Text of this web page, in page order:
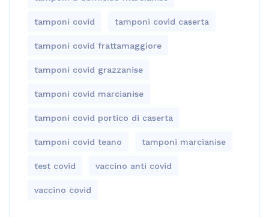
tamponi covid tamponi covid caserta
tamponi covid frattamaggiore
tamponi covid grazzanise
tamponi covid marcianise
tamponi covid portico di caserta
tamponi covid teano tamponi marcianise
test covid vaccino anti covid
vaccino covid